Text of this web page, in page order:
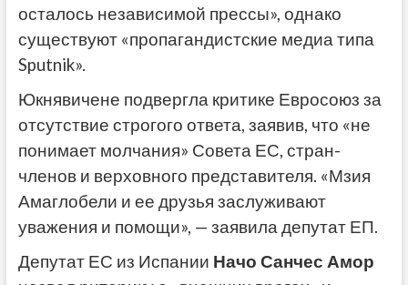
осталось независимой прессы», однако
существуют «пропагандистские медиа типа
Sputnik».
Юкнявичене подвергла критике Евросоюз за
отсутствие строгого ответа, заявив, что «не
понимает молчания» Совета ЕС, стран-
членов и верховного представителя. «Мзия
Амаглобели и ее друзья заслуживают
уважения и помощи», — заявила депутат ЕП.
Депутат ЕС из Испании Начо Санчес Амор